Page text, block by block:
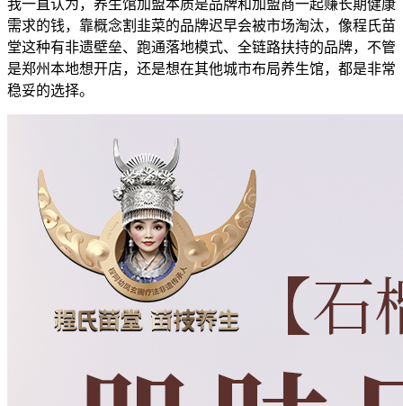
我一直认为，养生馆加盟本质是品牌和加盟商一起赚长期健康
需求的钱，靠概念割韭菜的品牌迟早会被市场淘汰，像程氏苗
堂这种有非遗壁垒、跑通落地模式、全链路扶持的品牌，不管
是郑州本地想开店，还是想在其他城市布局养生馆，都是非常
稳妥的选择。